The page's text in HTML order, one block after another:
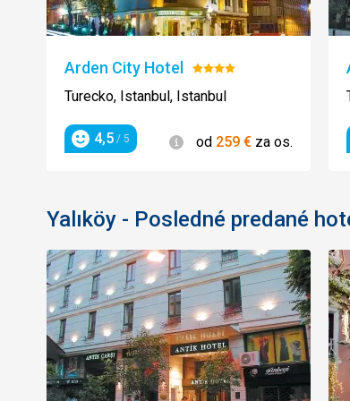
Arden City Hotel
Hodnotenie:
4/5
Turecko, Istanbul, Istanbul
Hodnotenie
4,5 / 5 Informácie
od 259 € za os.
Yalıköy - Posledné predané